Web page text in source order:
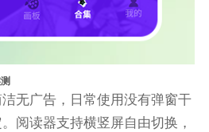
无广告，日常使用没有弹窗干
阅读器支持横竖屏自由切换，